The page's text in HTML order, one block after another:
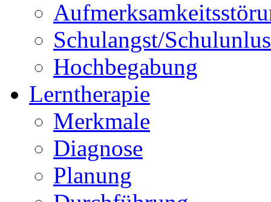
Schulangst/
Hochbegabung
Lerntherapie
Merkmale
Diagnose
Planung